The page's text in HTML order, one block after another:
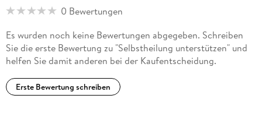
0 Bewertungen
Es wurden noch keine Bewertungen abgegeben. Schreiben
Sie die erste Bewertung zu "Selbstheilung unterstützen" und
helfen Sie damit anderen bei der Kaufentscheidung.
Erste Bewertung schreiben